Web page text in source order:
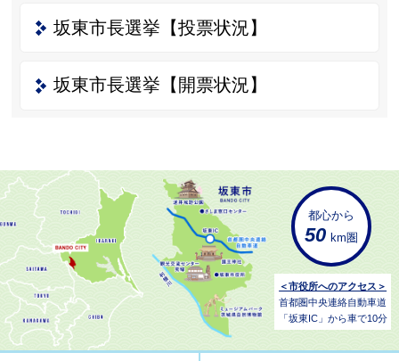
坂東市長選挙【投票状況】
坂東市長選挙【開票状況】
都心から
50 km圏
＜市役所へのアクセス＞
首都圏中央連絡自動車道
「坂東IC」から車で10分